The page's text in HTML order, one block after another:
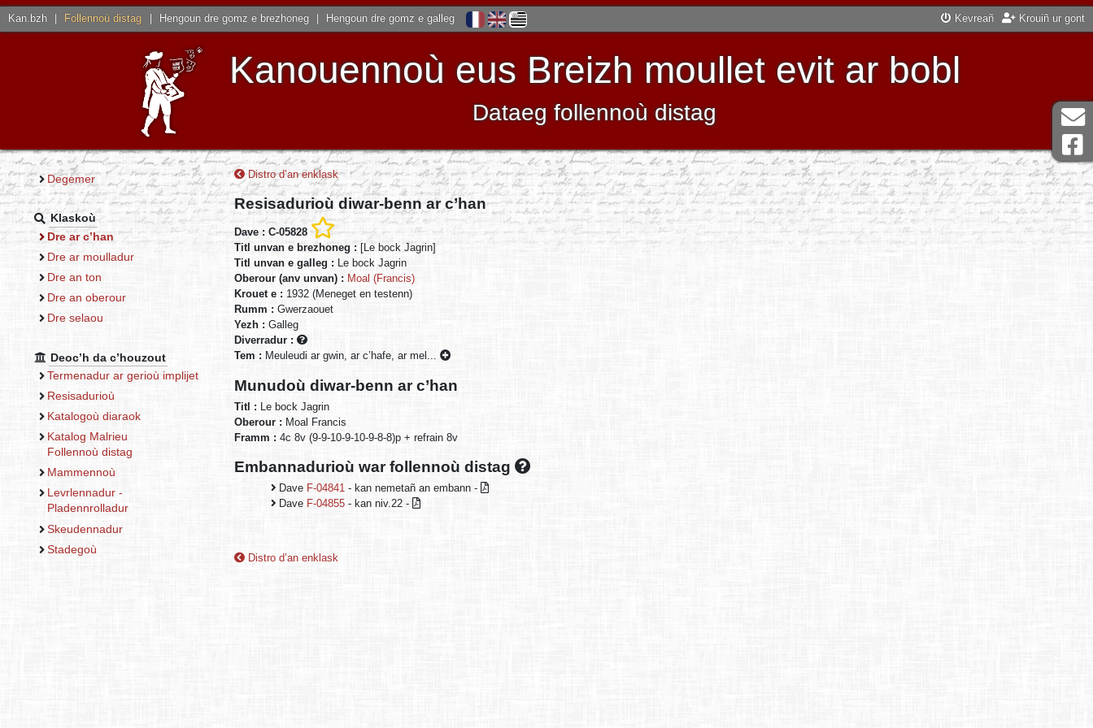
Kan.bzh Follennoù distag Hengoun dre gomz e brezhoneg Hengoun dre gomz e galleg Kevreañ Krouiñ ur gont
Kanouennoù eus Breizh moullet evit ar bobl
Dataeg follennoù distag
Degemer
Klaskoù
Dre ar c’han
Dre ar moulladur
Dre an ton
Dre an oberour
Dre selaou
Deoc’h da c’houzout
Termenadur ar gerioù implijet
Resisadurioù
Katalogoù diaraok
Katalog Malrieu
Follennoù distag
Mammennoù
Levrlennadur -
Pladennrolladur
Skeudennadur
Stadegoù
Distro d’an enklask
Resisadurioù diwar-benn ar c’han
Dave : C-05828
Titl unvan e brezhoneg : [Le bock Jagrin]
Titl unvan e galleg : Le bock Jagrin
Oberour (anv unvan) : Moal (Francis)
Krouet e : 1932 (Meneget en testenn)
Rumm : Gwerzaouet
Yezh : Galleg
Diverradur :
Tem : Meuleudi ar gwin, ar c’hafe, ar mel...
Munudoù diwar-benn ar c’han
Titl : Le bock Jagrin
Oberour : Moal Francis
Framm : 4c 8v (9-9-10-9-10-9-8-8)p + refrain 8v
Embannadurioù war follennoù distag
Dave F-04841 - kan nemetañ an embann -
Dave F-04855 - kan niv.22 -
Distro d’an enklask